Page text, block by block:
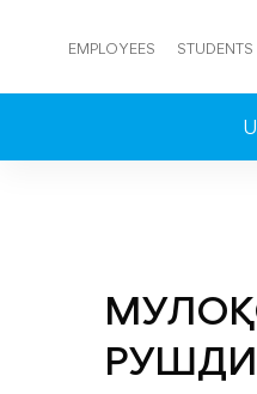
EMPLOYEES STUDENTS